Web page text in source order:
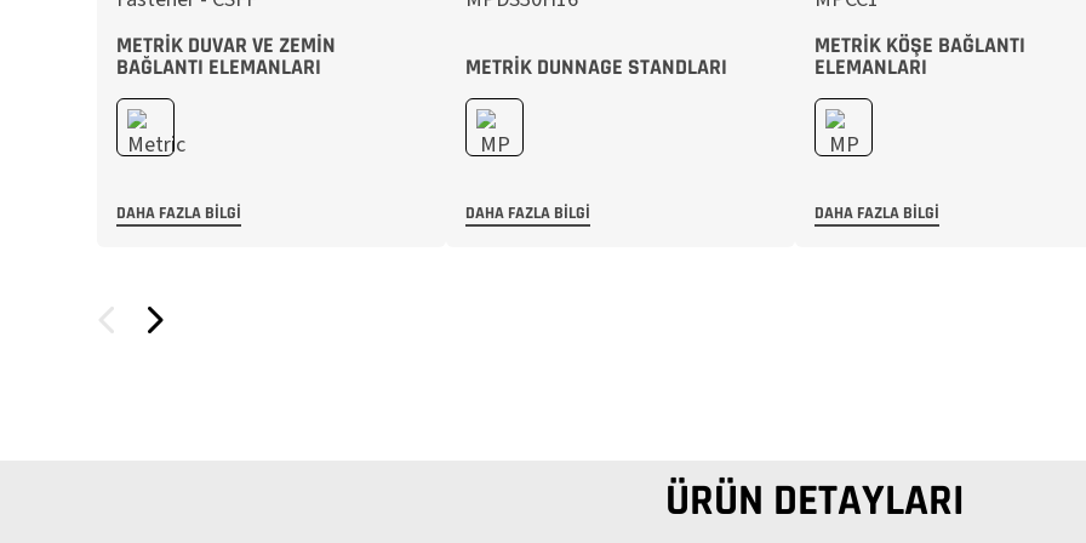
METRIK DUVAR VE ZEMIN
BAĞLANTI ELEMANLARI
DAHA FAZLA BILGI
METRIK DUNNAGE STANDLARI
DAHA FAZLA BILGI
METRIK KÖŞE BAĞLANTI
ELEMANLARI
DAHA FAZLA BILGI
ÜRÜN DETAYLARI